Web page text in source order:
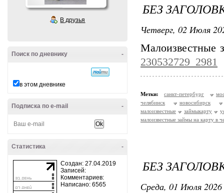
В друзья
-
Поиск по дневнику
в этом дневнике
-
Подписка по e-mail
-
Статистика
Создан: 27.04.2019
Записей:
Комментариев:
Написано: 6565
БЕЗ
Четверг, 02 Июля
Малоизвестные
230532729_2981
Метки: санкт-петербург
челябинск
новосибирск
малоизвестные
займыкарту
малоизвестные займы на карту в
БЕЗ
Среда, 01 Июля